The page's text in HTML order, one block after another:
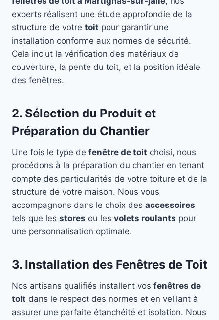
experts réalisent une étude approfondie de la
structure de votre toit pour garantir une
installation conforme aux normes de sécurité.
Cela inclut la vérification des matériaux de
couverture, la pente du toit, et la position idéale
des fenêtres.
2. Sélection du Produit et
Préparation du Chantier
Une fois le type de fenêtre de toit choisi, nous
procédons à la préparation du chantier en tenant
compte des particularités de votre toiture et de la
structure de votre maison. Nous vous
accompagnons dans le choix des accessoires
tels que les stores ou les volets roulants pour
une personnalisation optimale.
3. Installation des Fenêtres de Toit
Nos artisans qualifiés installent vos fenêtres de
toit dans le respect des normes et en veillant à
assurer une parfaite étanchéité et isolation. Nous